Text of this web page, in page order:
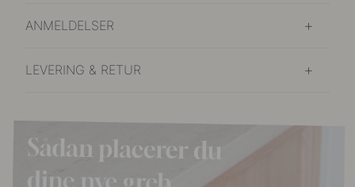
ANMELDELSER
LEVERING & RETUR